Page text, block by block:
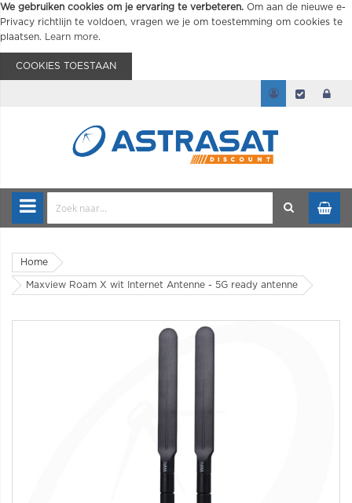
We gebruiken cookies om je ervaring te verbeteren. Om aan de nieuwe e-
Privacy richtlijn te voldoen, vragen we je om toestemming om cookies te
plaatsen.
Learn more.
COOKIES TOESTAAN
Home
Maxview Roam X wit Internet Antenne - 5G ready antenne